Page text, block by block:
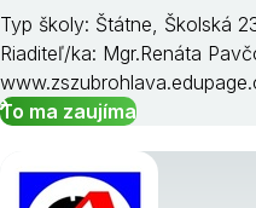
Typ školy: Štátne, Školská
Riaditeľ/ka: Mgr.Renáta
To ma zaujíma